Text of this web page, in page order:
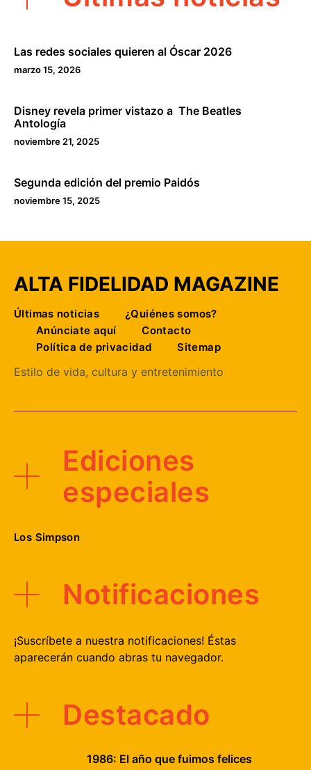
Las redes sociales quieren al Óscar 2026
marzo 15, 2026
Disney revela primer vistazo a The Beatles
Antología
noviembre 21, 2025
Segunda edición del premio Paidós
noviembre 15, 2025
ALTA FIDELIDAD MAGAZINE
Últimas noticias
¿Quiénes somos?
Anúnciate aquí
Contacto
Política de privacidad
Sitemap
Estilo de vida, cultura y entretenimiento
Ediciones
especiales
Los Simpson
Notificaciones
¡Suscríbete a nuestra notificaciones! Éstas
aparecerán cuando abras tu navegador.
Destacado
1986: El año que fuimos felices